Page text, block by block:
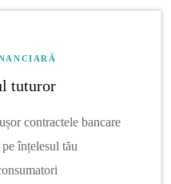
tuturor
contractele bancare
înțelesul tău